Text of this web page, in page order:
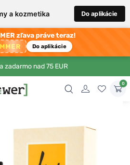
a kozmetika Do aplikácie
zľava práve teraz!
Do aplikácie
zadarmo nad 75 EUR
0